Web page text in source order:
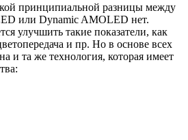
принципиальной разницы между
или Dynamic AMOLED нет.
улучшить такие показатели, как
и пр. Но в основе всех
и та же технология, которая имеет